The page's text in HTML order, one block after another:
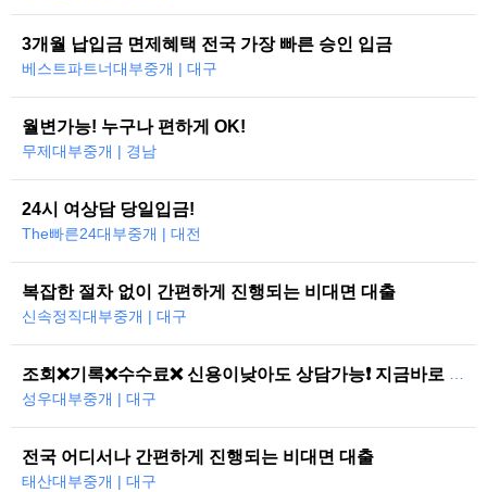
3개월 납입금 면제혜택 전국 가장 빠른 승인 입금
베스트파트너대부중개 | 대구
월변가능! 누구나 편하게 OK!
무제대부중개 | 경남
24시 여상담 당일입금!
The빠른24대부중개 | 대전
복잡한 절차 없이 간편하게 진행되는 비대면 대출
신속정직대부중개 | 대구
성우대부중개 | 대구
전국 어디서나 간편하게 진행되는 비대면 대출
태산대부중개 | 대구